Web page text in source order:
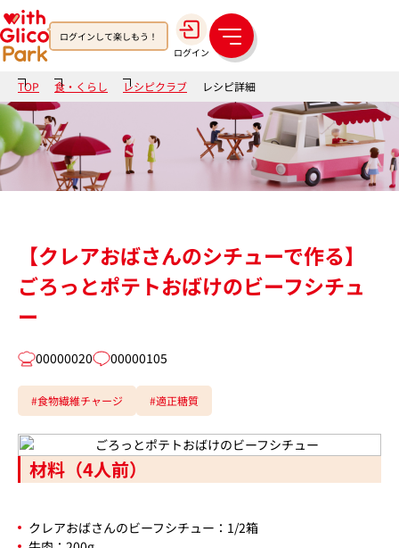
ログインして楽しもう！
ログイン
メ
ニ
ュ
ー
TOP 食・くらし レシピクラブ レシピ詳細
【クレアおばさんのシチューで作る】
ごろっとポテトおばけのビーフシチュ
ー
00000020 00000105
#食物繊維チャージ #適正糖質
材料（4人前）
クレアおばさんのビーフシチュー：1/2箱